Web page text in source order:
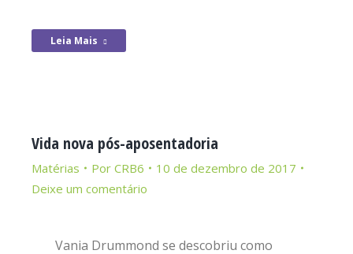
Leia Mais
Vida nova pós-aposentadoria
Matérias Por CRB6
10 de dezembro de 2017
Deixe um comentário
Vania Drummond se descobriu como